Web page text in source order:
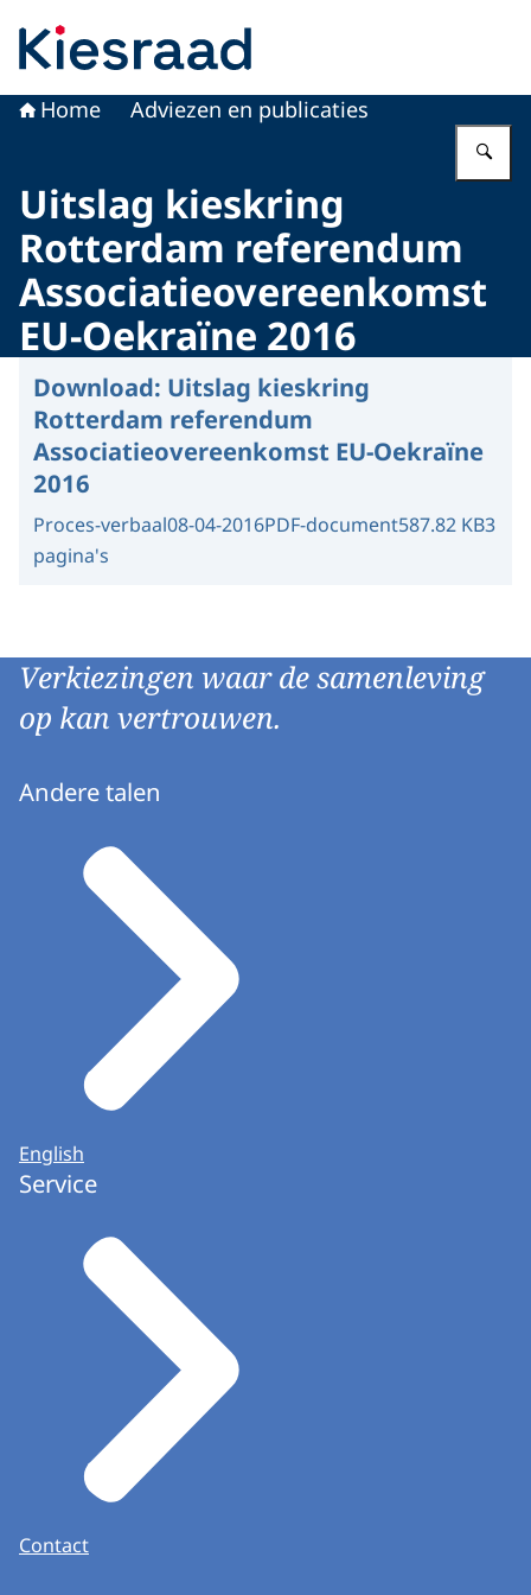
Home Adviezen en publicaties
Uitslag kieskring
Rotterdam referendum
Associatieovereenkomst
EU-Oekraïne 2016
Download: Uitslag kieskring
Rotterdam referendum
Associatieovereenkomst EU-Oekraïne
2016
Proces-verbaal08-04-2016PDF-document587.82 KB3
pagina's
Verkiezingen waar de samenleving
op kan vertrouwen.
Andere talen
English
Service
Contact